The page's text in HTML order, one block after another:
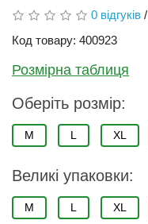
0 відгуків /
Код товару: 400923
Розмірна таблиця
Оберіть розмір:
M L XL
Великі упаковки:
M L XL